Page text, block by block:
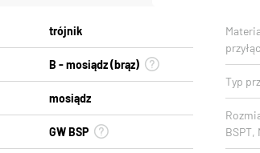
trójnik
B - mosiądz (brąz)
mosiądz
GW BSP
Typ
BSPT,